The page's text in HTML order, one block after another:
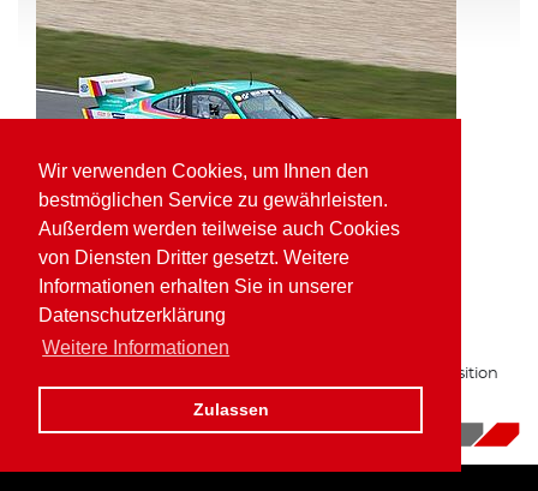
Wir verwenden Cookies, um Ihnen den
bestmöglichen Service zu gewährleisten.
Außerdem werden teilweise auch Cookies
von Diensten Dritter gesetzt. Weitere
Informationen erhalten Sie in unserer
Datenschutzerklärung
Weitere Informationen
Zulassen
Pole Position und schnellste Runde für
Kaufmann in der VLN
Zum zweiten Mal in Folge auf bester Gruppe H Startposition
16.10.2017| News